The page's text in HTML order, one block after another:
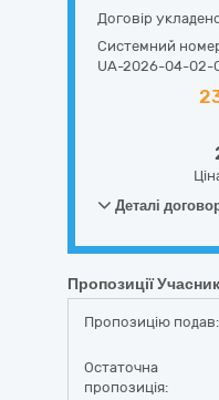
Договір
Системний
UA-2026-04-02-
Деталі
Пропозиції
Пропозицію подав:
Остаточна
пропозиція: